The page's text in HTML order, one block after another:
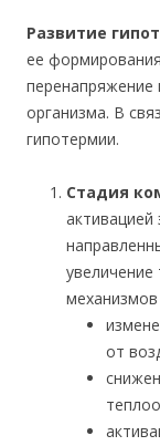
Развитие
ее
перенапряжение
организма. В
гипотермии.
Стадия
активацией
увеличение
от